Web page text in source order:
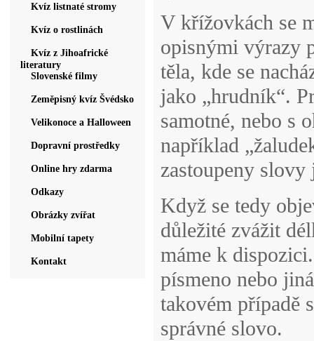
Kvíz listnaté stromy
Kvíz o rostlinách
Kvíz z Jihoafrické
literatury
Slovenské filmy
Zeměpisný kvíz Švédsko
Velikonoce a Halloween
Dopravní prostředky
Online hry zdarma
Odkazy
Obrázky zvířat
Mobilní tapety
Kontakt
V křížovkách se
opisnými výrazy
těla, kde se
jako „hrudník“.
samotné, nebo s
například
zastoupeny slovy
Když se tedy
důležité zvážit
máme k
písmeno nebo
takovém případě
správné slovo.